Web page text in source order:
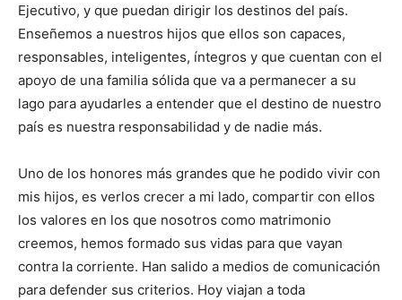
Ejecutivo, y que puedan dirigir los destinos del país.
Enseñemos a nuestros hijos que ellos son capaces,
responsables, inteligentes, íntegros y que cuentan con el
apoyo de una familia sólida que va a permanecer a su
lago para ayudarles a entender que el destino de nuestro
país es nuestra responsabilidad y de nadie más.
Uno de los honores más grandes que he podido vivir con
mis hijos, es verlos crecer a mi lado, compartir con ellos
los valores en los que nosotros como matrimonio
creemos, hemos formado sus vidas para que vayan
contra la corriente. Han salido a medios de comunicación
para defender sus criterios. Hoy viajan a toda